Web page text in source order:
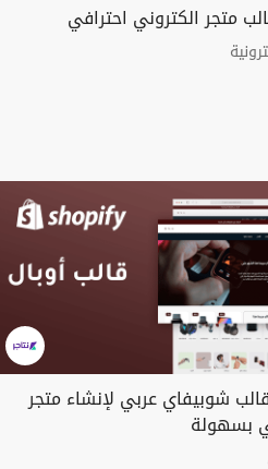
متجر الكتروني احترافي
شوبيفاي عربي لإنشاء متجر
بسهولة